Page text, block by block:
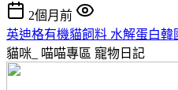
2個月前
英迪格有機貓飼料 水解蛋白韓
貓咪_ 喵喵專區 寵物日記